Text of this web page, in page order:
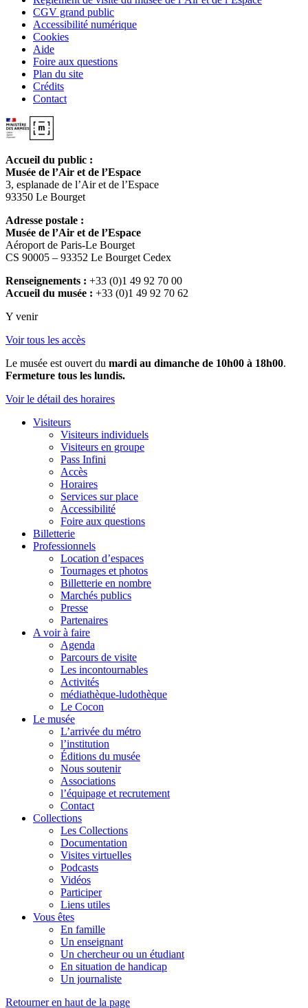
CGV grand public
Accessibilité numérique
Cookies
Aide
Foire aux questions
Plan du site
Crédits
Contact
Accueil du public :
Musée de l’Air et de l’Espace
3, esplanade de l’Air et de l’Espace
93350 Le Bourget
Adresse postale :
Musée de l’Air et de l’Espace
Aéroport de Paris-Le Bourget
CS 90005 – 93352 Le Bourget Cedex
Renseignements : +33 (0)1 49 92 70 00
Accueil du musée : +33 (0)1 49 92 70 62
Y venir
Voir tous les accès
Le musée est ouvert du mardi au dimanche de 10h00 à 18h00.
Fermeture tous les lundis.
Voir le détail des horaires
Visiteurs
Visiteurs individuels
Visiteurs en groupe
Pass Infini
Accès
Horaires
Services sur place
Accessibilité
Foire aux questions
Billetterie
Professionnels
Location d’espaces
Tournages et photos
Billetterie en nombre
Marchés publics
Presse
Partenaires
A voir à faire
Agenda
Parcours de visite
Les incontournables
Activités
médiathèque-ludothèque
Le Cocon
Le musée
L’arrivée du métro
l’institution
Éditions du musée
Nous soutenir
Associations
l’équipage et recrutement
Contact
Collections
Les Collections
Documentation
Visites virtuelles
Podcasts
Vidéos
Participer
Liens utiles
Vous êtes
En famille
Un enseignant
Un chercheur ou un étudiant
En situation de handicap
Un journaliste
Retourner en haut de la page